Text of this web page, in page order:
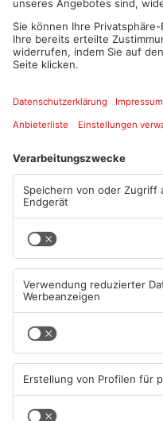
Mehr aus
Aschaffenburg
Straßensperrung in
Aschaffenburg wegen
Gasnetz-Reparatur
08.08.2026, 13:53 UHR IN
ASCHAFFENBURG